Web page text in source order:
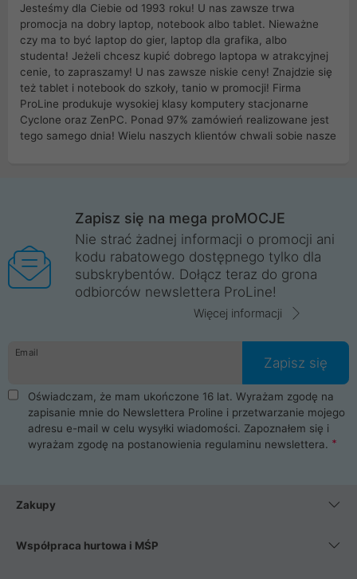
Jesteśmy dla Ciebie od 1993 roku! U nas zawsze trwa
promocja na dobry laptop, notebook albo tablet. Nieważne
czy ma to być laptop do gier, laptop dla grafika, albo
studenta! Jeżeli chcesz kupić dobrego laptopa w atrakcyjnej
cenie, to zapraszamy! U nas zawsze niskie ceny! Znajdzie się
też tablet i notebook do szkoły, tanio w promocji! Firma
ProLine produkuje wysokiej klasy komputery stacjonarne
Cyclone oraz ZenPC. Ponad 97% zamówień realizowane jest
tego samego dnia! Wielu naszych klientów chwali sobie nasze
Wrocław, Poznań, Legnica, Katowice, Gliwice, Kalisz, Bytom,
Trzebnica, Opole. Szybka i profesjonalna obsługa!
ProLine to polska firma ze 100% polskim kapitałem. Działamy
legalnie i płacimy podatki w naszym kraju! Posiadamy siedzibę
główną w Mirkowie oraz salony na terenie kraju. Cała
komunikacja ze sklepem komputerowym ProLine jest
danych osobowych. Dlatego zakup notebooka albo laptopa w
ProLine to czysta przyjemność i pełne bezpieczeństwo.
Zaopatrzysz się u nas w akcesoria i części komputerowe
takie jak procesory, karty graficzne, płyty główne, pamięci,
dyski SSD, M.2 oraz HDD. Nasi pracownicy pomogą Ci wybrać
najlepszy zasilacz komputerowy oraz obudowę do komputera.
Poza komputerami mamy również najlepsze na rynku
Smartfony takich producentów jak Xiaomi, Apple, Samsung i
wentylatory. Na koniec mając już to wszystko, możesz
Zapisz się na mega proMOCJE
Nie strać żadnej informacji o promocji ani
kodu rabatowego dostępnego tylko dla
subskrybentów. Dołącz teraz do grona
odbiorców newslettera ProLine!
Więcej informacji
Email
Zapisz się
Oświadczam, że mam ukończone 16 lat. Wyrażam zgodę na
zapisanie mnie do Newslettera Proline i przetwarzanie mojego
adresu e-mail w celu wysyłki wiadomości. Zapoznałem się i
wyrażam zgodę na postanowienia regulaminu newslettera.
Zakupy
Współpraca hurtowa i MŚP